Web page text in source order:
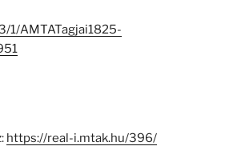
1/AMTATagjai1825-
https://real-i.mtak.hu/396/